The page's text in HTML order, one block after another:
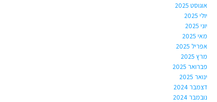
אוגוסט 2025
יולי 2025
יוני 2025
מאי 2025
אפריל 2025
מרץ 2025
פברואר 2025
ינואר 2025
דצמבר 2024
נובמבר 2024